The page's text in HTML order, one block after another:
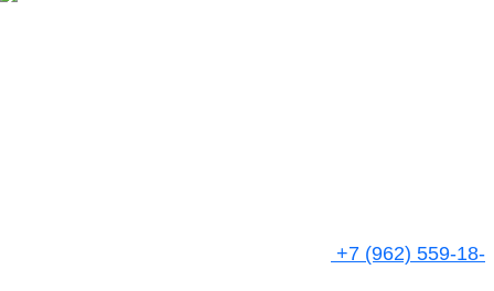
+7 (962) 559-18-